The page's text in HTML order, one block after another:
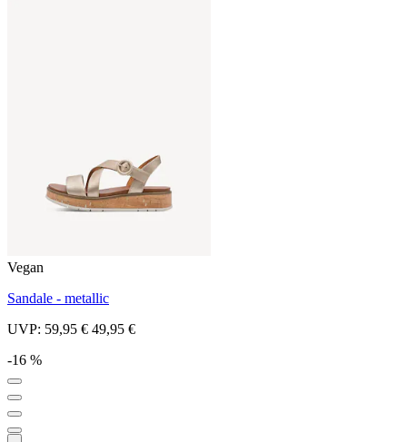
Vegan
Sandale - metallic
UVP: 59,95 € 49,95 €
-16 %